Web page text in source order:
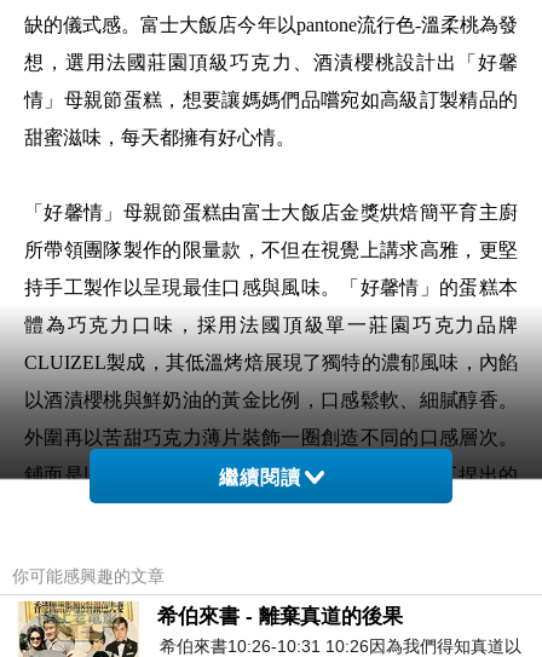
缺的儀式感。富士大飯店今年以pantone流行色-溫柔桃為發
想，選用法國莊園頂級巧克力、酒漬櫻桃設計出「好馨
情」母親節蛋糕，想要讓媽媽們品嚐宛如高級訂製精品的
甜蜜滋味，每天都擁有好心情。
「好馨情」母親節蛋糕由富士大飯店金獎烘焙簡平育主廚
所帶領團隊製作的限量款，不但在視覺上講求高雅，更堅
持手工製作以呈現最佳口感與風味。「好馨情」的蛋糕本
體為巧克力口味，採用法國頂級單一莊園巧克力品牌
CLUIZEL製成，其低溫烤焙展現了獨特的濃郁風味，內餡
以酒漬櫻桃與鮮奶油的黃金比例，口感鬆軟、細膩醇香。
外圍再以苦甜巧克力薄片裝飾一圈創造不同的口感層次。
鋪面是以雙色蛋糕為底，在中央點綴一朵以純手工捏出的
繼續閱讀
你可能感興趣的文章
希伯來書 - 離棄真道的後果
希伯來書10:26-10:31 10:26因為我們得知真道以